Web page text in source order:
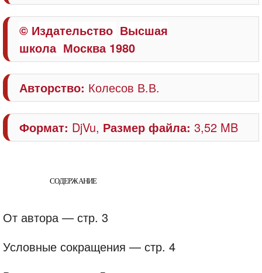
© Издательство Высшая
школа Москва 1980
Авторство: Колесов В.В.
Формат: DjVu, Размер файла: 3,52 MB
СОДЕРЖАНИЕ
От автора — стр. 3
Условные сокращения — стр. 4